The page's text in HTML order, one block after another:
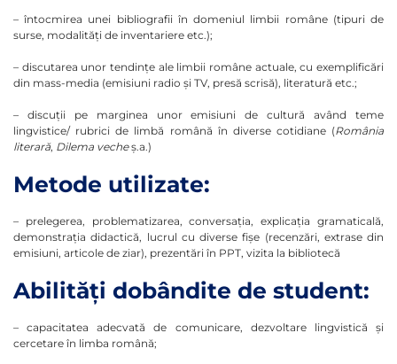
– întocmirea unei bibliografii în domeniul limbii române (tipuri de
surse, modalităţi de inventariere etc.);
– discutarea unor tendinţe ale limbii române actuale, cu exemplificări
din mass-media (emisiuni radio şi TV, presă scrisă), literatură etc.;
– discuţii pe marginea unor emisiuni de cultură având teme
lingvistice/ rubrici de limbă română în diverse cotidiane (România
literară, Dilema vecheş.a.)
Metode utilizate:
– prelegerea, problematizarea, conversaţia, explicaţia gramaticală,
demonstraţia didactică, lucrul cu diverse fişe (recenzări, extrase din
emisiuni, articole de ziar), prezentări în PPT, vizita la bibliotecă
Abilităţi dobândite de student:
– capacitatea adecvată de comunicare, dezvoltare lingvistică şi
cercetare în limba română;